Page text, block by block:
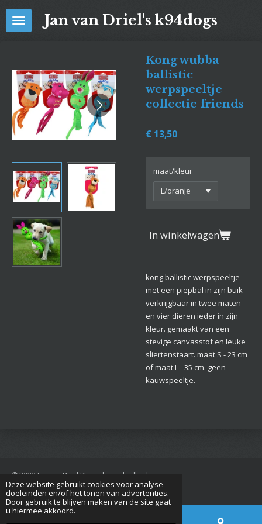
Deze website gebruikt cookies voor analyse-
doeleinden en/of het tonen van advertenties.
Door gebruik te blijven maken van de site gaat
u hiermee akkoord.
Ga
direct
Jan van Driel's k94dogs
Kong wubba
ballistic
werpspeeltje
collectie friends
€ 13,50
maat/kleur
In winkelwagen
kong ballistic werpspeeltje
met een piepbal in zijn buik
verkrijgbaar in twee maten
en vier dieren ieder in zijn
kleur. gemaakt van een
stevige canvasstof en leuke
sliertenstaart. maat S - 23 cm
of maat L - 35 cm. geen
kauwspeeltje.
© 2022 Jan van Driel Dierenbenodigdheden
Powered byJouwWeb